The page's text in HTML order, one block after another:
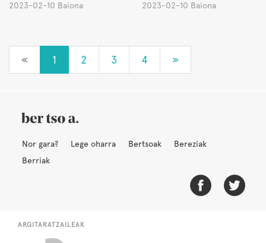
2023-02-10 Baiona 2023-02-10 Baiona
« 1 2 3 4 »
Nor gara? Lege oharra Bertsoak
Bereziak
Berriak
ARGITARATZAILEAK